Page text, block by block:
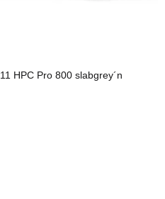
HPC Pro 800 slabgrey´n